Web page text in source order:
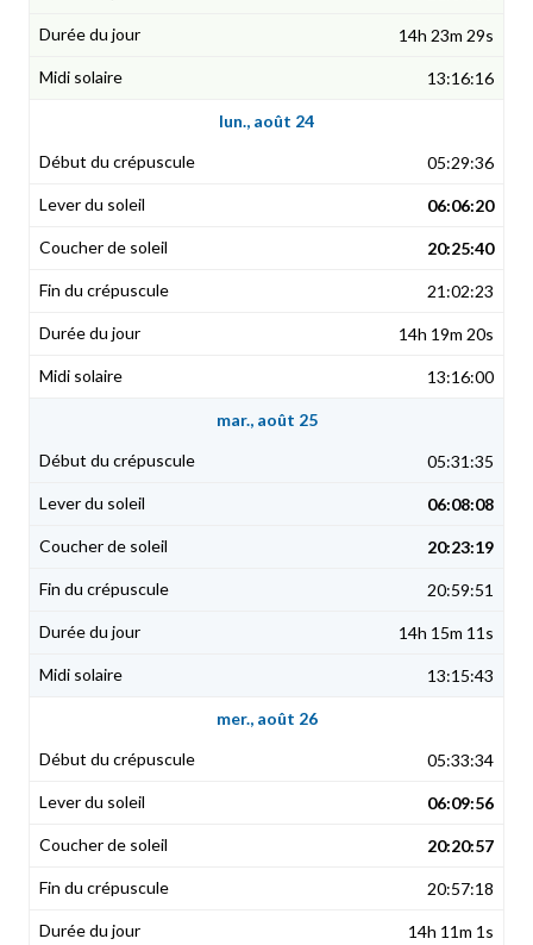
14h 23m 29s
13:16:16
lun., août 24
05:29:36
06:06:20
20:25:40
21:02:23
14h 19m 20s
13:16:00
mar., août 25
05:31:35
06:08:08
20:23:19
20:59:51
14h 15m 11s
13:15:43
mer., août 26
05:33:34
06:09:56
20:20:57
20:57:18
14h 11m 1s